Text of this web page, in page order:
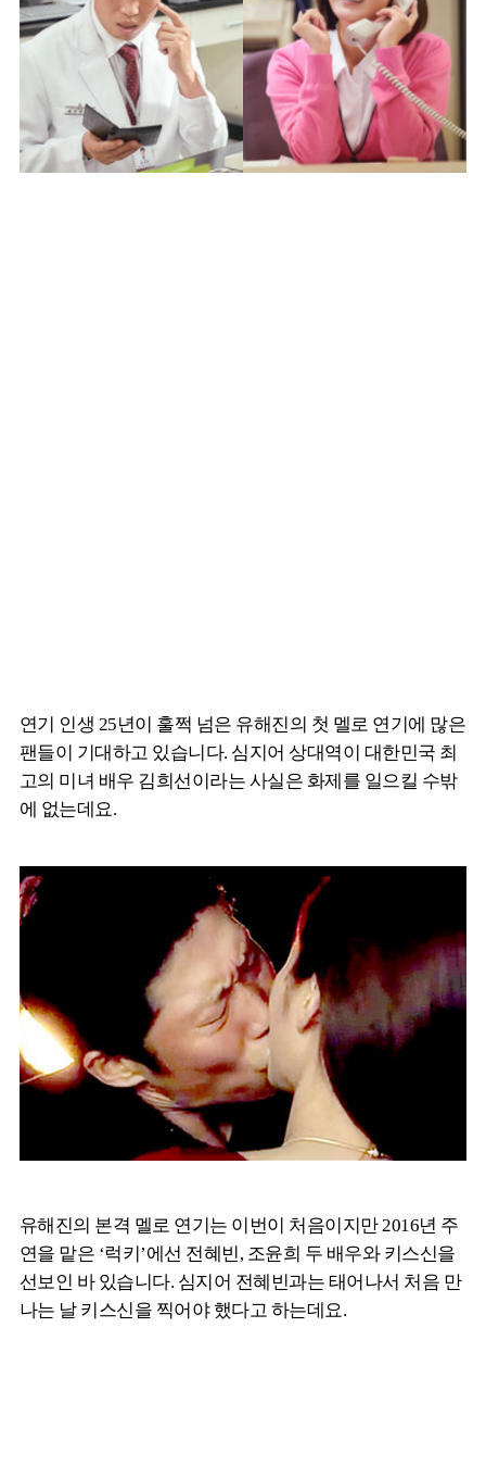
연기 인생 25년이 훌쩍 넘은 유해진의 첫 멜로 연기에 많은
팬들이 기대하고 있습니다. 심지어 상대역이 대한민국 최
고의 미녀 배우 김희선이라는 사실은 화제를 일으킬 수밖
에 없는데요.
유해진의 본격 멜로 연기는 이번이 처음이지만 2016년 주
연을 맡은 ‘럭키’에선 전혜빈, 조윤희 두 배우와 키스신을
선보인 바 있습니다. 심지어 전혜빈과는 태어나서 처음 만
나는 날 키스신을 찍어야 했다고 하는데요.